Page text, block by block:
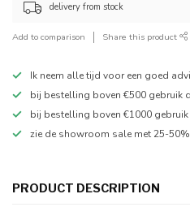
delivery from stock
Add to comparison Share this product
Ik neem alle tijd voor een goed
bij bestelling boven €500 gebruik
bij bestelling boven €1000
zie de showroom sale met 25-
PRODUCT DESCRIPTION